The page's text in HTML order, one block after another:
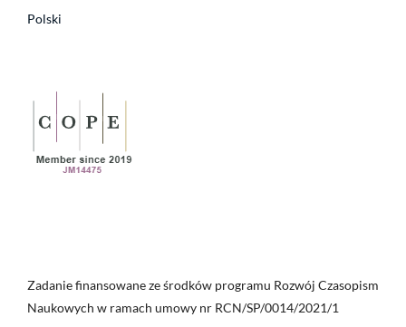
Polski
Zadanie finansowane ze środków programu Rozwój Czasopism
Naukowych w ramach umowy nr RCN/SP/0014/2021/1